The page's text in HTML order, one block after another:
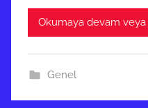
ı
2
5
Okumaya devam veya
Genel